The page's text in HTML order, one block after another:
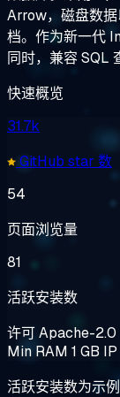
Arrow，磁盘数
档。作为新一代
同时，兼容 SQL
快速概览
31.7k
GitHub star 数
54
页面浏览量
81
活跃安装数
许可Apache-2.0
Min RAM 1 GB IP
活跃安装数为示